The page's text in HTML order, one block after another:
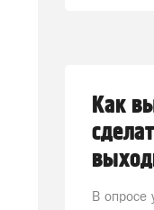
Как
В опросе